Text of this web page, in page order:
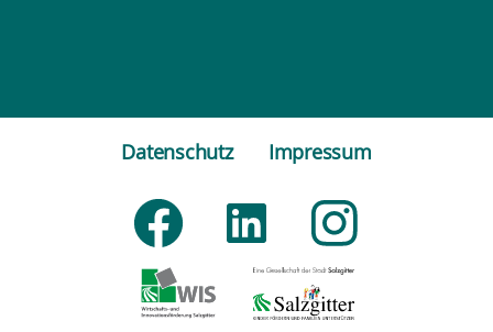
Datenschutz Impressum